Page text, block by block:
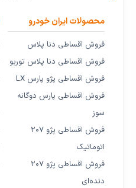
محصولات ایران خودرو
فروش اقساطی دنا پلاس
فروش اقساطی دنا پلاس توربو
فروش اقساطی پژو پارس LX
فروش اقساطی پارس دوگانه
سوز
فروش اقساطی پژو ۲۰۷
اتوماتیک
فروش اقساطی پژو ۲۰۷
دنده‌ای